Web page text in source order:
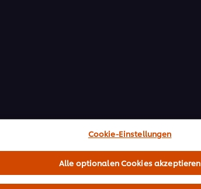
Cookie-Einstellungen
Alle optionalen Cookies akzeptieren